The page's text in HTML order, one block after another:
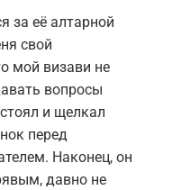
за её алтарной
свой
мой визави не
вопросы
и щелкал
перед
Наконец, он
давно не